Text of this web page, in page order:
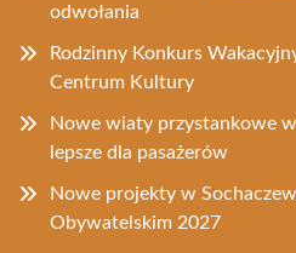
odwołania
Rodzinny Konkurs
Centrum Kultury
Nowe wiaty przystankowe
lepsze dla pasażerów
Nowe projekty w
Obywatelskim 2027